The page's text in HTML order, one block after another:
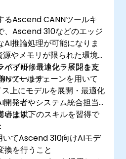
るAscend CANNツールキ
、Ascend 310などのエッジ
AI推論処理が可能になりま
やメモリが限られた環境
パイル・最適化・展開を支
っています。
イブ研修（オンラインまた
ツールチェーンを用いて
上にモデルを展開・最適化
開発者やシステム統合担当
います。
者は以下のスキルを習得で
いてAscend 310向けAIモデ
換を行うこと